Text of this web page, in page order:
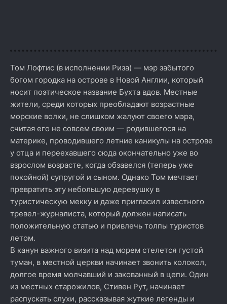
Том Лофтис (в исполнении Риза) — мэр забытого
богом городка на острове в Новой Англии, который
носит поэтическое название Бухта вдов. Местные
жители, среди которых преобладают возрастные
морские волки, не слишком жалуют своего мэра,
считая его не совсем своим — родившегося на
материке, проводившего летние каникулы на острове
у отца и переехавшего сюда окончательно уже во
взрослом возрасте, когда обзавелся (теперь уже
покойной) супругой и сыном. Однако Том мечтает
превратить эту небольшую деревушку в
туристическую мекку и даже пригласил известного
тревел-журналиста, который должен написать
положительную статью и привлечь толпы туристов
летом.
В канун важного визита над морем стелется густой
туман, в местной церкви начинает звонить колокол,
долгое время молчавший и закованный в цепи. Один
из местных старожилов, Стивен Рут, начинает
распускать слухи, рассказывая жуткие легенды и